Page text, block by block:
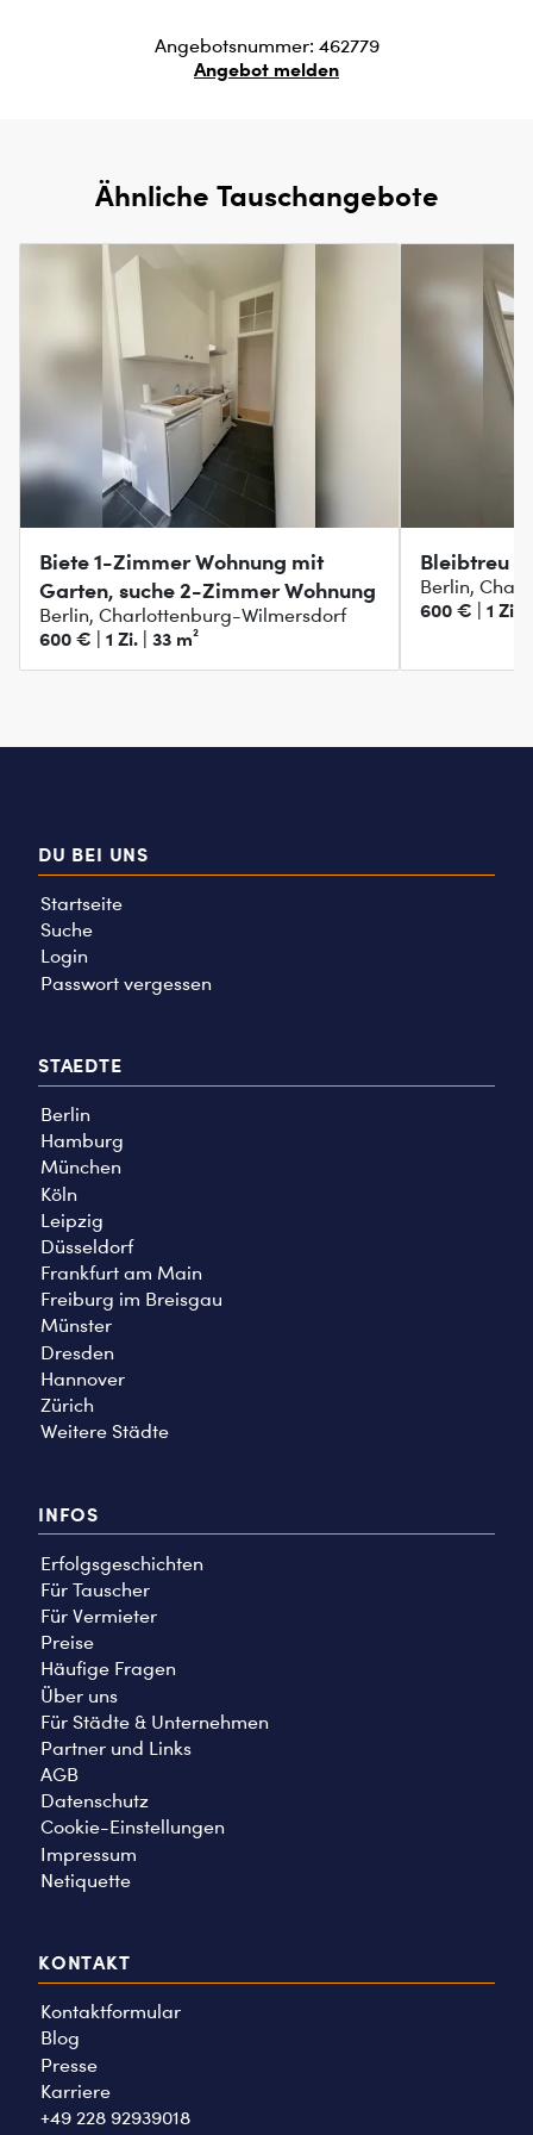
Angebotsnummer: 462779
Angebot melden
Ähnliche Tauschangebote
Biete 1-Zimmer Wohnung mit
Garten, suche 2-Zimmer Wohnung
Berlin, Charlottenburg-Wilmersdorf
600 € | 1 Zi. | 33 m²
Bleibtreu
Berlin,
600 € | 1 Zi. |
DU BEI UNS
Startseite
Suche
Login
Passwort vergessen
STAEDTE
Berlin
Hamburg
München
Köln
Leipzig
Düsseldorf
Frankfurt am Main
Freiburg im Breisgau
Münster
Dresden
Hannover
Zürich
Weitere Städte
INFOS
Erfolgsgeschichten
Für Tauscher
Für Vermieter
Preise
Häufige Fragen
Über uns
Für Städte & Unternehmen
Partner und Links
AGB
Datenschutz
Cookie-Einstellungen
Impressum
Netiquette
KONTAKT
Kontaktformular
Blog
Presse
Karriere
+49 228 92939018